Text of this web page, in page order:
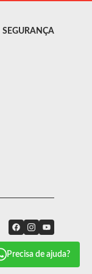
Precisa de ajuda?
SEGURANÇA